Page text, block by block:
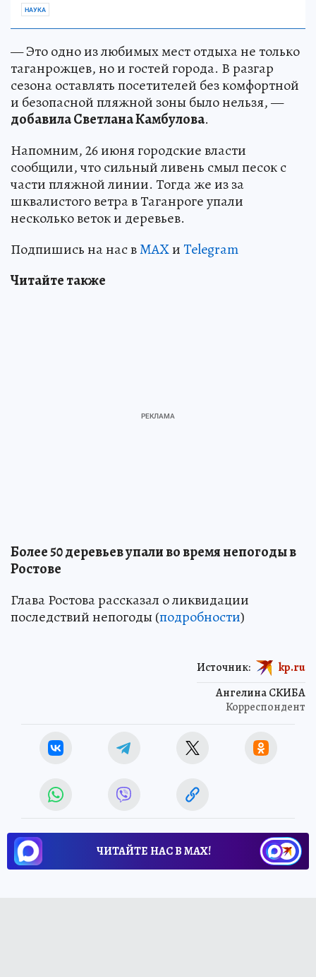
НАУКА
— Это одно из любимых мест отдыха не только
таганрожцев, но и гостей города. В разгар
сезона оставлять посетителей без комфортной
и безопасной пляжной зоны было нельзя, —
добавила Светлана Камбулова.
Напомним, 26 июня городские власти
сообщили, что сильный ливень смыл песок с
части пляжной линии. Тогда же из за
шквалистого ветра в Таганроге упали
несколько веток и деревьев.
Подпишись на нас вMAXиTelegram
Читайте также
Более 50 деревьев упали во время непогоды в
Ростове
Глава Ростова рассказал о ликвидации
последствий непогоды (подробности)
Ангелина СКИБА
Корреспондент
Источник: kp.ru
ЧИТАЙТЕ НАС В МАХ!